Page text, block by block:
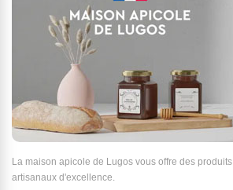
La maison apicole de Lugos vous offre des produits
artisanaux d'excellence.